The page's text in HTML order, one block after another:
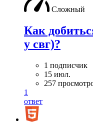
Сложный
Как
у свг)?
1 подписчик
15 июл.
257
1
ответ